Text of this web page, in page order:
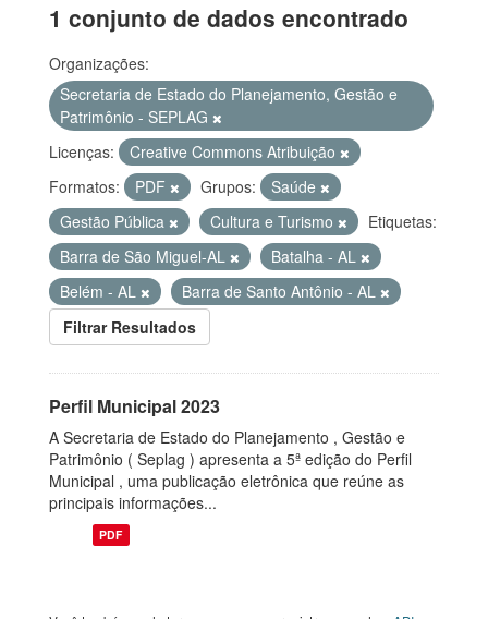
1 conjunto de dados encontrado
Organizações:
Secretaria de Estado do Planejamento, Gestão e
Patrimônio - SEPLAG
Licenças:
Creative Commons Atribuição
Formatos:
PDF Grupos:
Saúde
Gestão Pública
Cultura e Turismo
Etiquetas:
Barra de São Miguel-AL
Batalha - AL
Belém - AL
Barra de Santo Antônio - AL
Filtrar Resultados
Perfil Municipal 2023
A Secretaria de Estado do Planejamento , Gestão e
Patrimônio ( Seplag ) apresenta a 5ª edição do Perfil
Municipal , uma publicação eletrônica que reúne as
principais informações...
PDF